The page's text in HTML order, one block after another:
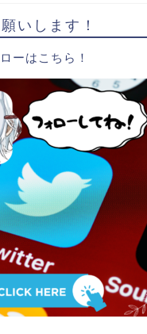
いします！
ーはこちら！